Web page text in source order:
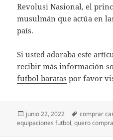
Revolusi Nasional, el
musulmán que actúa en
país.
Si usted adoraba este
recibir más información
futbol baratas por favor
Publicado
el
junio 22, 2022 Etiquetas
comprar
equipaciones futbol,quero